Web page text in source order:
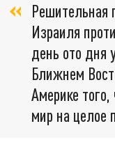
Израиля
день ото дня
Ближнем
Америке того,
мир на целое